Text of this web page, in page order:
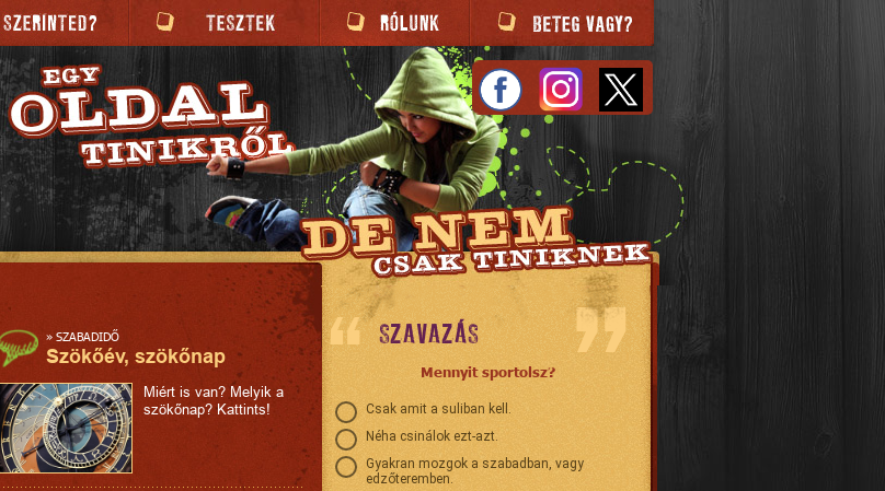
» SZABADIDŐ
Szökőév, szökőnap
Miért is van? Melyik a
szökőnap? Kattints!
SZAVAZÁS
Mennyit sportolsz?
Csak amit a suliban kell.
Néha csinálok ezt-azt.
Gyakran mozgok a szabadban, vagy
edzőteremben.